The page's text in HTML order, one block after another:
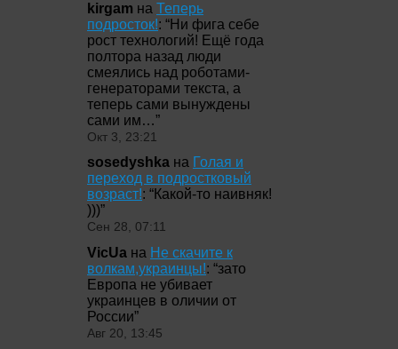
kirgam на Теперь
подросток!: “Ни фига себе
рост технологий! Ещё года
полтора назад люди
смеялись над роботами-
генераторами текста, а
теперь сами вынуждены
сами им…”
Окт 3, 23:21
sosedyshka на Голая и
переход в подростковый
возраст!: “Какой-то наивняк!
)))”
Сен 28, 07:11
VicUa на Не скачите к
волкам,украинцы!: “зато
Европа не убивает
украинцев в оличии от
России”
Авг 20, 13:45